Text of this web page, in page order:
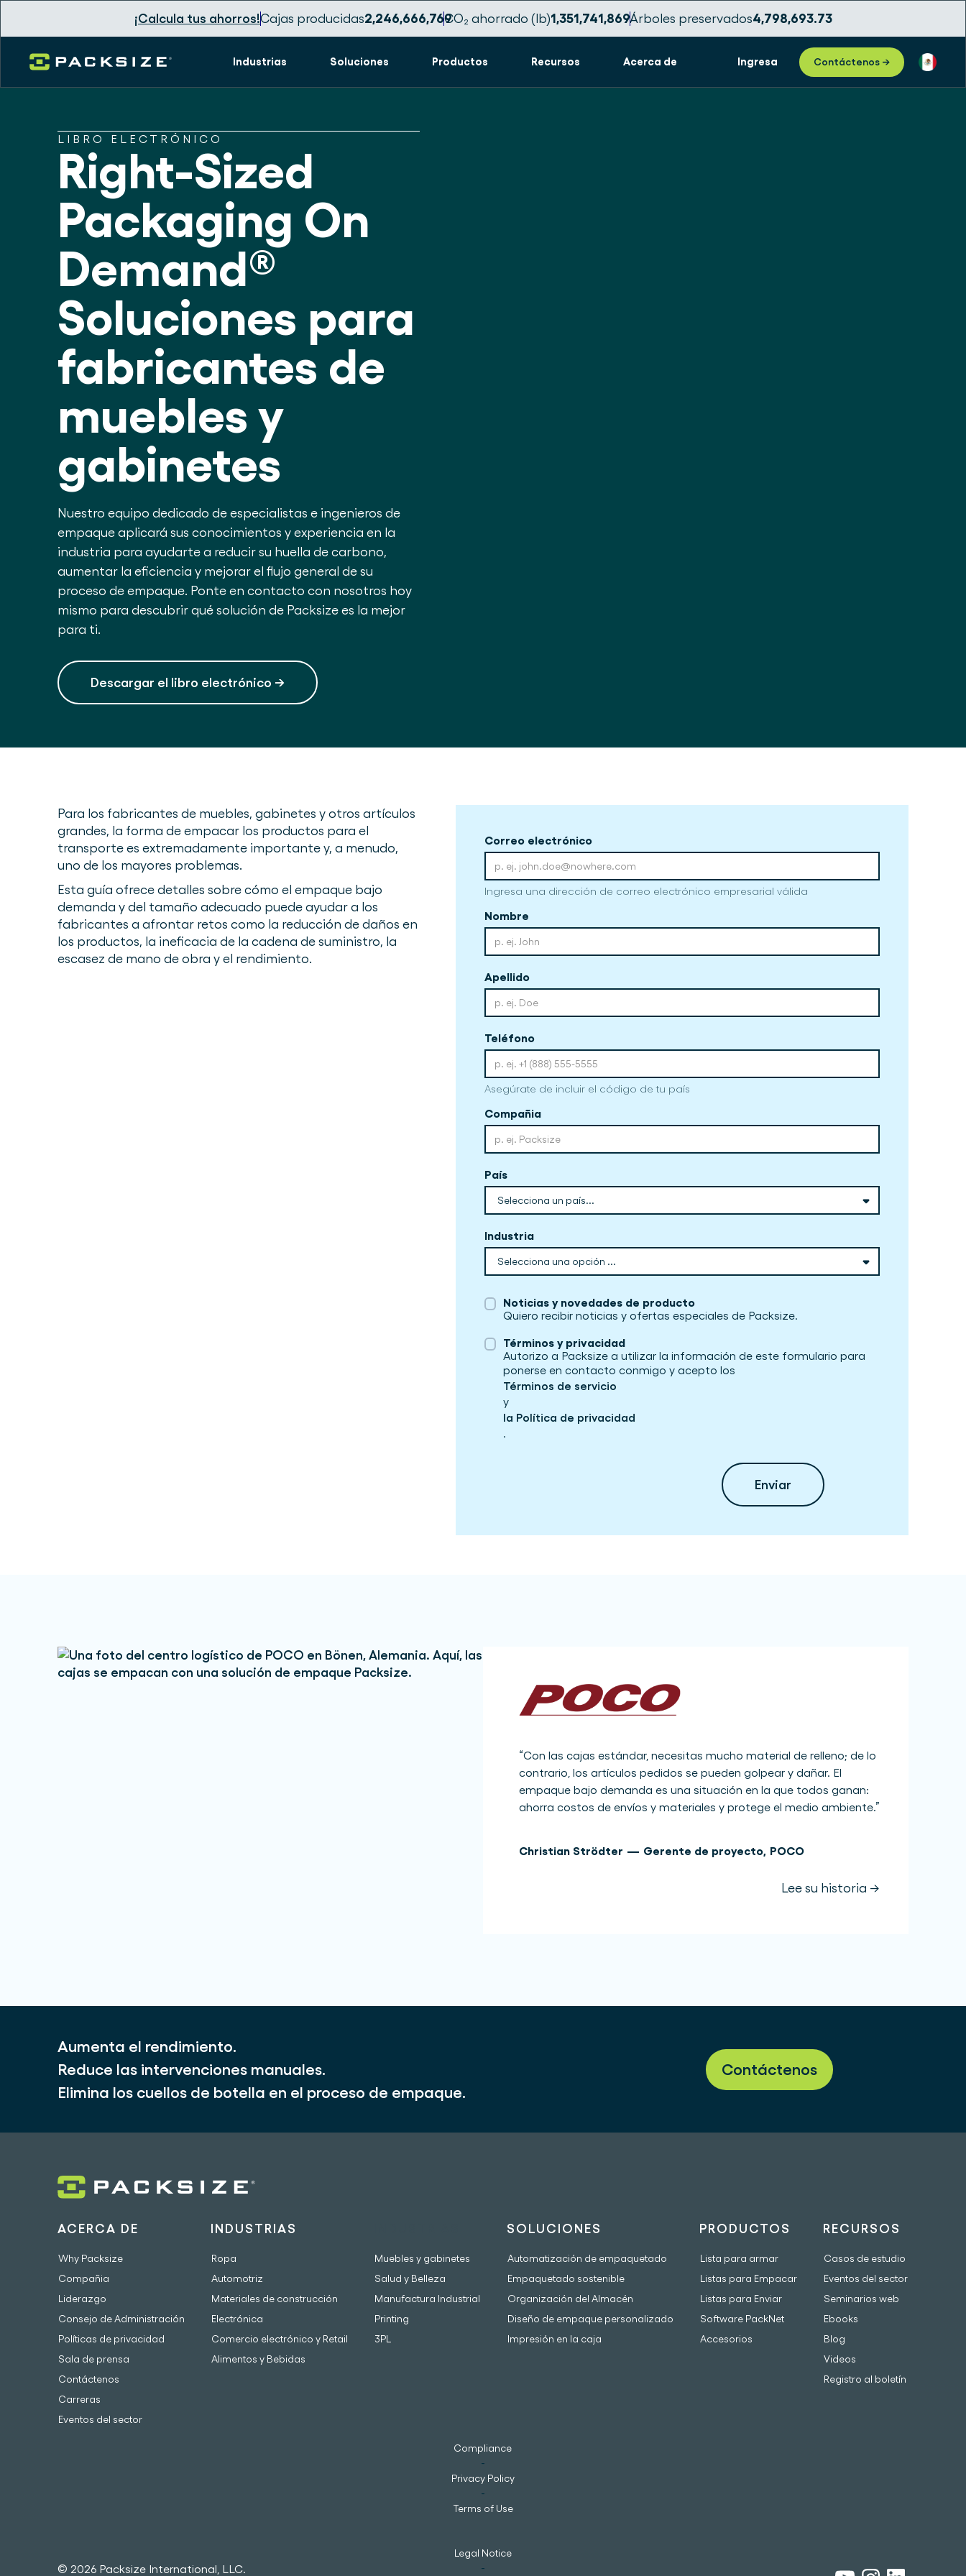
¡Calcula tus ahorros!Cajas producidas2,246,666,775CO₂ ahorrado (lb)1,351,741,873Árboles preservados4,798,693.75
Industrias Soluciones Productos Recursos Acerca de Ingresa Contáctenos →
LIBRO ELECTRÓNICO
Right-Sized
Packaging On
Demand®
Soluciones para
fabricantes de
muebles y
gabinetes
Nuestro equipo dedicado de especialistas e ingenieros de
empaque aplicará sus conocimientos y experiencia en la
industria para ayudarte a reducir su huella de carbono,
aumentar la eficiencia y mejorar el flujo general de su
proceso de empaque. Ponte en contacto con nosotros hoy
mismo para descubrir qué solución de Packsize es la mejor
para ti.
Descargar el libro electrónico →
Para los fabricantes de muebles, gabinetes y otros artículos
grandes, la forma de empacar los productos para el
transporte es extremadamente importante y, a menudo,
uno de los mayores problemas.
Esta guía ofrece detalles sobre cómo el empaque bajo
demanda y del tamaño adecuado puede ayudar a los
fabricantes a afrontar retos como la reducción de daños en
los productos, la ineficacia de la cadena de suministro, la
escasez de mano de obra y el rendimiento.
Correo electrónico
Ingresa una dirección de correo electrónico empresarial válida
Nombre
Apellido
Teléfono
Asegúrate de incluir el código de tu país
Compañia
País
Industria
Noticias y novedades de producto
Quiero recibir noticias y ofertas especiales de Packsize.
Términos y privacidad
Autorizo a Packsize a utilizar la información de este formulario para
ponerse en contacto conmigo y acepto los
Términos de servicio
y
la Política de privacidad
.
“Con las cajas estándar, necesitas mucho material de relleno; de lo
contrario, los artículos pedidos se pueden golpear y dañar. El
empaque bajo demanda es una situación en la que todos ganan:
ahorra costos de envíos y materiales y protege el medio ambiente.”
Christian Strödter — Gerente de proyecto, POCO
Lee su historia →
Aumenta el rendimiento.
Reduce las intervenciones manuales.
Elimina los cuellos de botella en el proceso de empaque.
Contáctenos
ACERCA DE
Why Packsize
Compañia
Liderazgo
Consejo de Administración
Políticas de privacidad
Sala de prensa
Contáctenos
Carreras
Eventos del sector
INDUSTRIAS
Ropa
Automotriz
Materiales de construcción
Electrónica
Comercio electrónico y Retail
Alimentos y Bebidas
Muebles y gabinetes
Salud y Belleza
Manufactura Industrial
Printing
3PL
SOLUCIONES
Automatización de empaquetado
Empaquetado sostenible
Organización del Almacén
Diseño de empaque personalizado
Impresión en la caja
PRODUCTOS
Lista para armar
Listas para Empacar
Listas para Enviar
Software PackNet
Accesorios
RECURSOS
Casos de estudio
Eventos del sector
Seminarios web
Ebooks
Blog
Videos
Registro al boletín
© 2026 Packsize International, LLC.
Compliance
-
Privacy Policy
-
Terms of Use
Legal Notice
-